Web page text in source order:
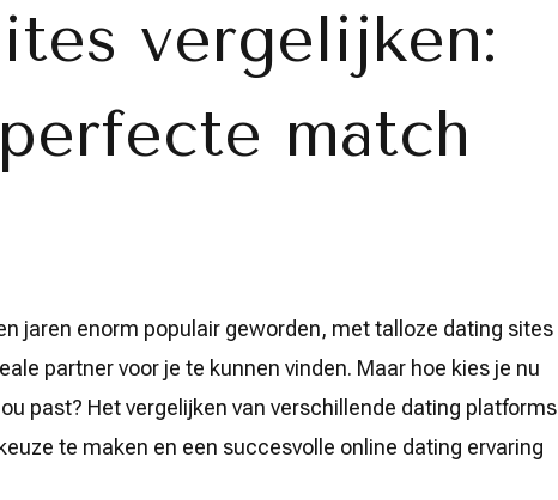
vergelijken:
match
jaren enorm populair geworden, met talloze dating sites
partner voor je te kunnen vinden. Maar hoe kies je nu
past? Het vergelijken van verschillende dating platforms
te maken en een succesvolle online dating ervaring